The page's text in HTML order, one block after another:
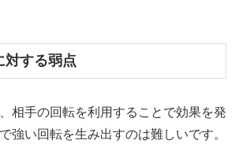
対する弱点
相手の回転を利用することで効果を発
強い回転を生み出すのは難しいです。